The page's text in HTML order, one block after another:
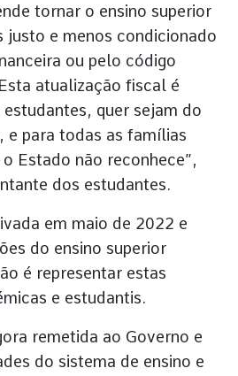
tornar o ensino superior
justo e menos condicionado
ou pelo código
atualização fiscal é
quer sejam do
e para todas as famílias
Estado não reconhece”,
dos estudantes.
em maio de 2022 e
do ensino superior
é representar estas
e estudantis.
remetida ao Governo e
do sistema de ensino e